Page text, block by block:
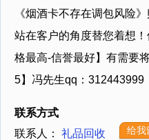
《烟酒卡不存在调包风险
站在客户的角度替您着想
格最高-信誉最好】有需要
5】冯先生qq：312443999
联系方式
联系人： 礼品回收 给我